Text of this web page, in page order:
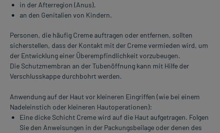
in der Afterregion (Anus).
an den Genitalien von Kindern.
Personen, die häufig Creme auftragen oder entfernen, sollten
sicherstellen, dass der Kontakt mit der Creme vermieden wird, um
der Entwicklung einer Überempfindlichkeit vorzubeugen.
Die Schutzmembran an der Tubenöffnung kann mit Hilfe der
Verschlusskappe durchbohrt werden.
Anwendung auf der Haut vor kleineren Eingriffen (wie bei einem
Nadeleinstich oder kleineren Hautoperationen):
Eine dicke Schicht Creme wird auf die Haut aufgetragen. Folgen
Sie den Anweisungen in der Packungsbeilage oder denen des